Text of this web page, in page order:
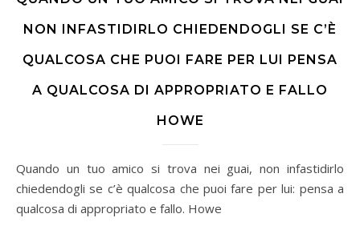
NON INFASTIDIRLO CHIEDENDOGLI SE C’È
QUALCOSA CHE PUOI FARE PER LUI PENSA
A QUALCOSA DI APPROPRIATO E FALLO
HOWE
Quando un tuo amico si trova nei guai, non infastidirlo
chiedendogli se c’è qualcosa che puoi fare per lui: pensa a
qualcosa di appropriato e fallo. Howe